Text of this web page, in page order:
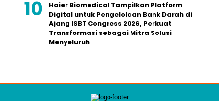
Haier Biomedical Tampilkan Platform
Digital untuk Pengelolaan Bank Darah di
Ajang ISBT Congress 2026, Perkuat
Transformasi sebagai Mitra Solusi
Menyeluruh